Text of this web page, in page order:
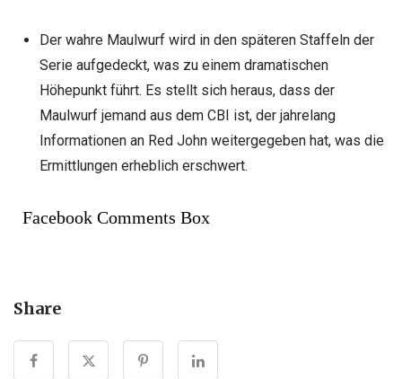
Der wahre Maulwurf wird in den späteren Staffeln der
Serie aufgedeckt, was zu einem dramatischen
Höhepunkt führt. Es stellt sich heraus, dass der
Maulwurf jemand aus dem CBI ist, der jahrelang
Informationen an Red John weitergegeben hat, was die
Ermittlungen erheblich erschwert.
Facebook Comments Box
Share